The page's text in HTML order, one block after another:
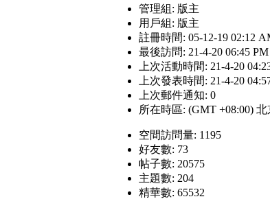
管理組: 版主
用戶組: 版主
註冊時間: 05-12-19 02:12
最後訪問: 21-4-20 06:45 PM
上次活動時間: 21-4-20
上次發表時間: 21-4-20
上次郵件通知: 0
所在時區: (GMT +08:00)
空間訪問量: 1195
好友數: 73
帖子數: 20575
主題數: 204
精華數: 65532